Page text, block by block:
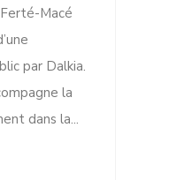
Macé
par Dalkia.
la
dans la...